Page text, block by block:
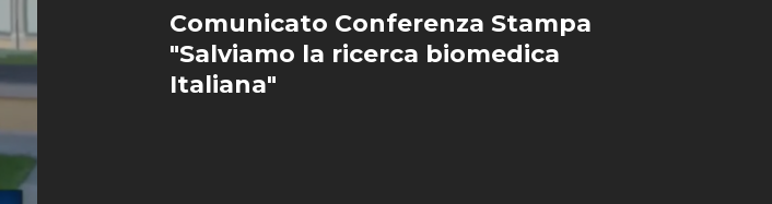
Comunicato Conferenza Stampa
"Salviamo la ricerca biomedica
Italiana"